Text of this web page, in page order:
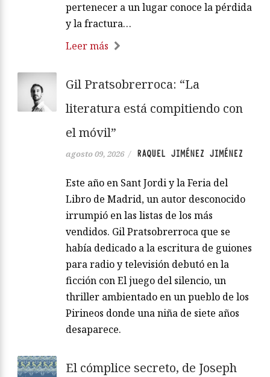
pertenecer a un lugar conoce la pérdida
y la fractura…
Leer más
Gil Pratsobrerroca: “La
literatura está compitiendo con
el móvil”
agosto 09, 2026 / RAQUEL JIMÉNEZ JIMÉNEZ
Este año en Sant Jordi y la Feria del
Libro de Madrid, un autor desconocido
irrumpió en las listas de los más
vendidos. Gil Pratsobrerroca que se
había dedicado a la escritura de guiones
para radio y televisión debutó en la
ficción con El juego del silencio, un
thriller ambientado en un pueblo de los
Pirineos donde una niña de siete años
desaparece.
El cómplice secreto, de Joseph